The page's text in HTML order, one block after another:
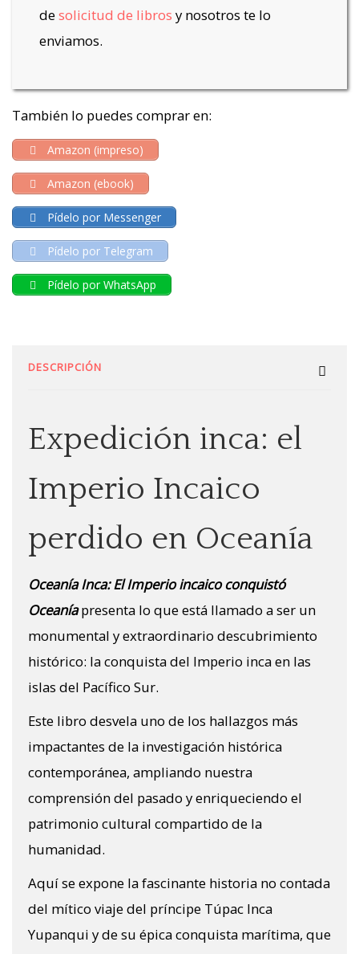
desolicitud de libros y nosotros te lo
enviamos.
También lo puedes comprar en:
Amazon (impreso)
Amazon (ebook)
Pídelo por Messenger
Pídelo por Telegram
Pídelo por WhatsApp
DESCRIPCIÓN
Expedición inca: el
Imperio Incaico
perdido en Oceanía
Oceanía Inca: El Imperio incaico conquistó
Oceanía presenta lo que está llamado a ser un
monumental y extraordinario descubrimiento
histórico: la conquista del Imperio inca en las
islas del Pacífico Sur.
Este libro desvela uno de los hallazgos más
impactantes de la investigación histórica
contemporánea, ampliando nuestra
comprensión del pasado y enriqueciendo el
patrimonio cultural compartido de la
humanidad.
Aquí se expone la fascinante historia no contada
del mítico viaje del príncipe Túpac Inca
Yupanqui y de su épica conquista marítima, que